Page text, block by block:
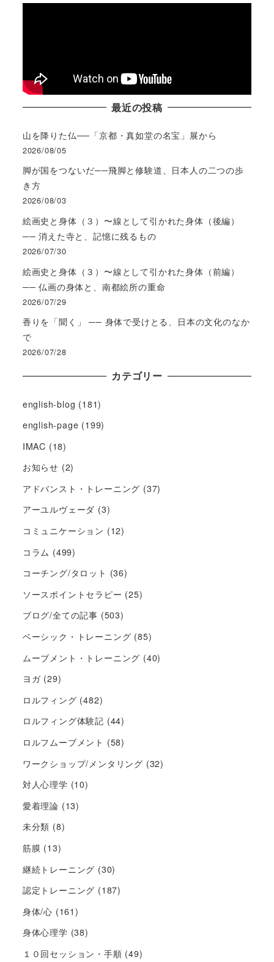
最近の投稿
山を降りた仏──「京都・真如堂の名宝」展から
2026/08/05
脚が国をつないだ──飛脚と修験道、日本人の二つの歩
き方
2026/08/03
絵画史と身体（３）〜線として引かれた身体（後編）
── 消えた寺と、記憶に残るもの
2026/07/30
絵画史と身体（３）〜線として引かれた身体（前編）
── 仏画の身体と、南都絵所の重命
2026/07/29
香りを「聞く」 ── 身体で受けとる、日本の文化のなか
で
2026/07/28
カテゴリー
english-blog (181)
english-page (199)
IMAC (18)
お知らせ (2)
アドバンスト・トレーニング (37)
アーユルヴェーダ (3)
コミュニケーション (12)
コラム (499)
コーチング/タロット (36)
ソースポイントセラピー (25)
ブログ/全ての記事 (503)
ベーシック・トレーニング (85)
ムーブメント・トレーニング (40)
ヨガ(29)
ロルフィング (482)
ロルフィング体験記 (44)
ロルフムーブメント (58)
ワークショップ/メンタリング (32)
対人心理学 (10)
愛着理論 (13)
未分類 (8)
筋膜 (13)
継続トレーニング (30)
認定トレーニング (187)
身体/心 (161)
身体心理学 (38)
１０回セッション・手順 (49)